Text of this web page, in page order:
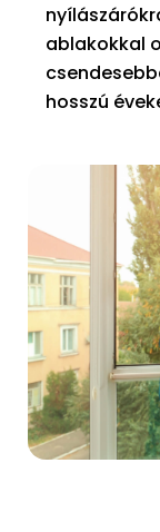
ablakokkal
hosszú